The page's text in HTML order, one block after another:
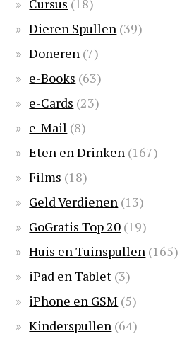
Cursus (18)
Dieren Spullen (39)
Doneren (7)
e-Books (63)
e-Cards (23)
e-Mail (8)
Eten en Drinken (167)
Films (18)
Geld Verdienen (13)
GoGratis Top 20 (19)
Huis en Tuinspullen (165)
iPad en Tablet (3)
iPhone en GSM (5)
Kinderspullen (64)